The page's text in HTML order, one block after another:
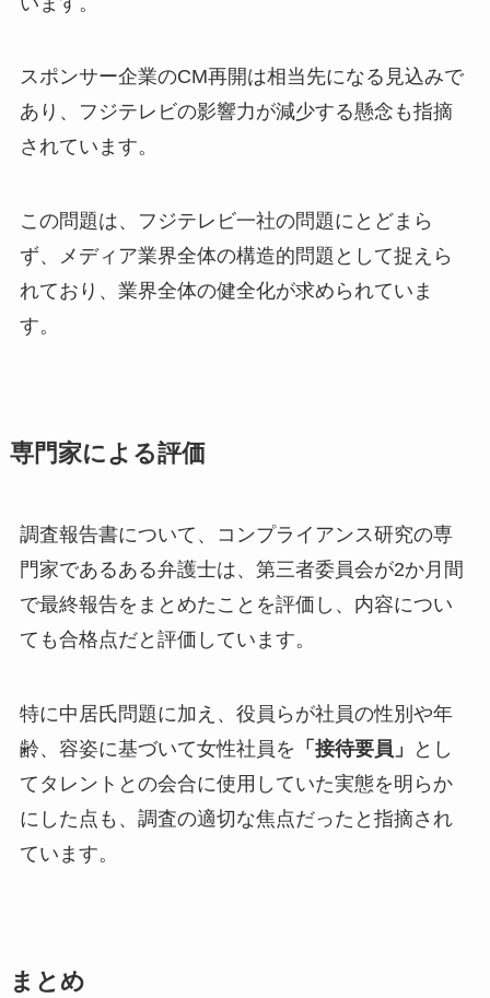
スポンサー企業のCM再開は相当先になる見込みで
あり、フジテレビの影響力が減少する懸念も指摘
されています。
この問題は、フジテレビ一社の問題にとどまら
ず、メディア業界全体の構造的問題として捉えら
れており、業界全体の健全化が求められていま
す。
専門家による評価
調査報告書について、コンプライアンス研究の専
門家であるある弁護士は、第三者委員会が2か月間
で最終報告をまとめたことを評価し、内容につい
ても合格点だと評価しています。
特に中居氏問題に加え、役員らが社員の性別や年
齢、容姿に基づいて女性社員を 「接待要員」
とし
てタレントとの会合に使用していた実態を明らか
にした点も、調査の適切な焦点だったと指摘され
ています。
まとめ